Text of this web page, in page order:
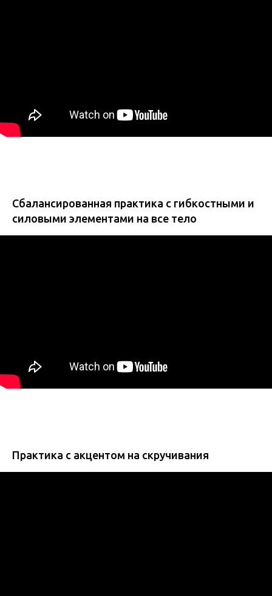
Сбалансированная практика с гибкостными и
силовыми элементами на все тело
Практика с акцентом на скручивания